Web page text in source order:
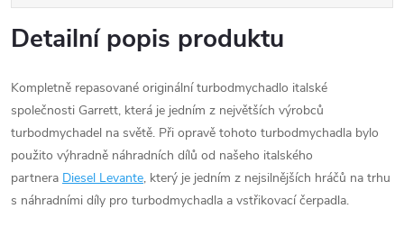
Detailní popis produktu
Kompletně repasované originální turbodmychadlo italské
společnosti Garrett, která je jedním z největších výrobců
turbodmychadel na světě. Při opravě tohoto turbodmychadla bylo
použito výhradně náhradních dílů od našeho italského
partnera Diesel Levante, který je jedním z nejsilnějších hráčů na trhu
s náhradními díly pro turbodmychadla a vstřikovací čerpadla.